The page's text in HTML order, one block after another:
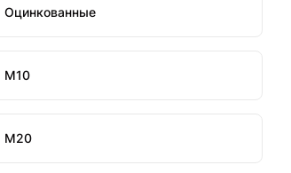
Оцинкованные
М10
М20